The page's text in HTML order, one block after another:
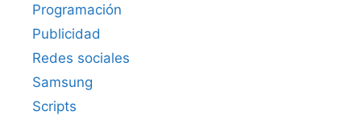
Programación
Publicidad
Redes sociales
Samsung
Scripts